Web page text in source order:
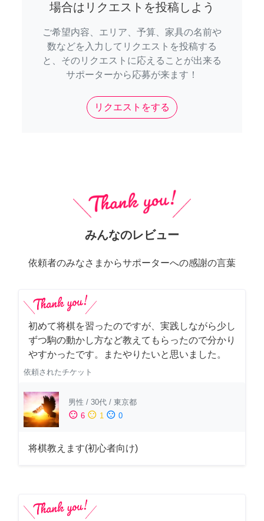
場合はリクエストを投稿しよう
ご希望内容、エリア、予算、家具の名前や
数などを入力してリクエストを投稿する
と、そのリクエストに応えることが出来る
サポーターから応募が来ます！
リクエストをする
みんなのレビュー
依頼者のみなさまからサポーターへの感謝の言葉
初めて将棋を習ったのですが、実践しながら少し
ずつ駒の動かし方など教えてもらったので分かり
やすかったです。またやりたいと思いました。
依頼されたチケット
男性 / 30代 / 東京都
sentiment_satisfied 6 sentiment_neutral 1 sentiment_dissatisfied 0
将棋教えます(初心者向け)